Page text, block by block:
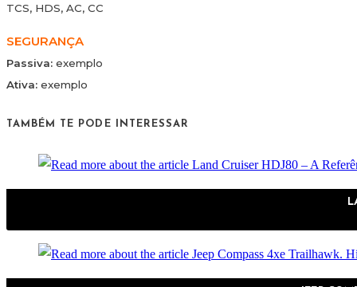
TCS, HDS, AC, CC
SEGURANÇA
Passiva: exemplo
Ativa: exemplo
TAMBÉM TE PODE INTERESSAR